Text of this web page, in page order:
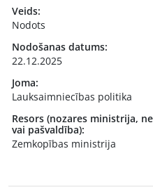
Veids:
Nodots
Nodošanas datums:
22.12.2025
Joma:
Lauksaimniecības politika
Resors (nozares ministrija,
vai pašvaldība):
Zemkopības ministrija